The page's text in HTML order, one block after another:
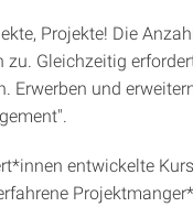
Projekte! Die
zu. Gleichzeitig
Erwerben und
entwickelte